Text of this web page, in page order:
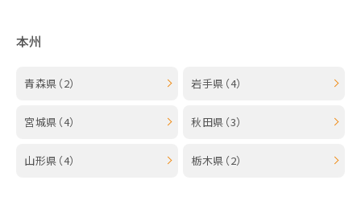
本州
青森県（2） 岩手県（4）
宮城県（4） 秋田県（3）
山形県（4） 栃木県（2）